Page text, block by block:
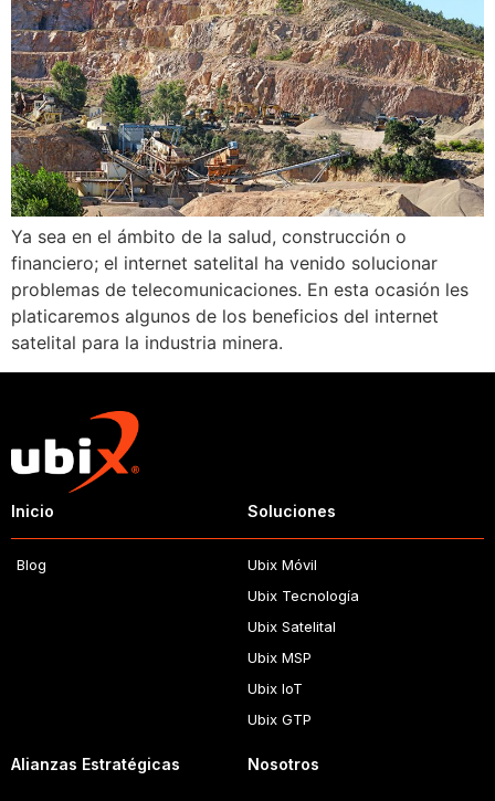
Ya sea en el ámbito de la salud, construcción o
financiero; el internet satelital ha venido solucionar
problemas de telecomunicaciones. En esta ocasión les
platicaremos algunos de los beneficios del internet
satelital para la industria minera.
Inicio
Blog
Soluciones
Ubix Móvil
Ubix Tecnología
Ubix Satelital
Ubix MSP
Ubix IoT
Ubix GTP
Alianzas Estratégicas Nosotros